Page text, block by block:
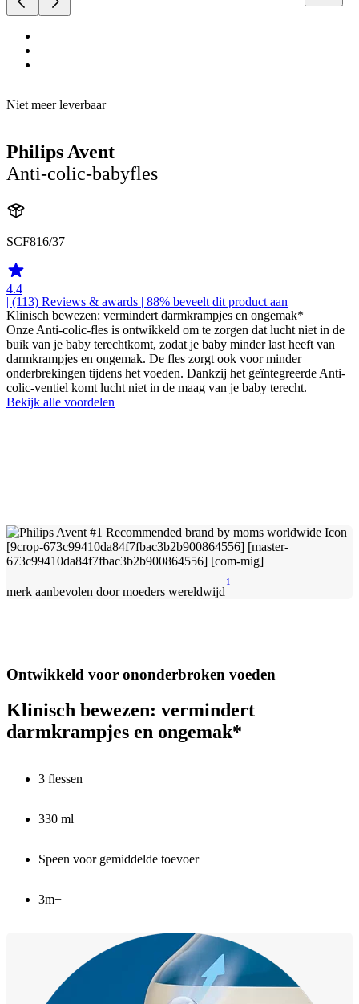
Niet meer leverbaar
Philips Avent
Anti-colic-babyfles
SCF816/37
4.4
| (113) Reviews & awards | 88% beveelt dit product aan
Klinisch bewezen: vermindert darmkrampjes en ongemak*
Onze Anti-colic-fles is ontwikkeld om te zorgen dat lucht niet in de
buik van je baby terechtkomt, zodat je baby minder last heeft van
darmkrampjes en ongemak. De fles zorgt ook voor minder
onderbrekingen tijdens het voeden. Dankzij het geïntegreerde Anti-
colic-ventiel komt lucht niet in de maag van je baby terecht.
Bekijk alle voordelen
merk aanbevolen door moeders wereldwijd
1
Ontwikkeld voor ononderbroken voeden
Klinisch bewezen: vermindert
darmkrampjes en ongemak*
3 flessen
330 ml
Speen voor gemiddelde toevoer
3m+